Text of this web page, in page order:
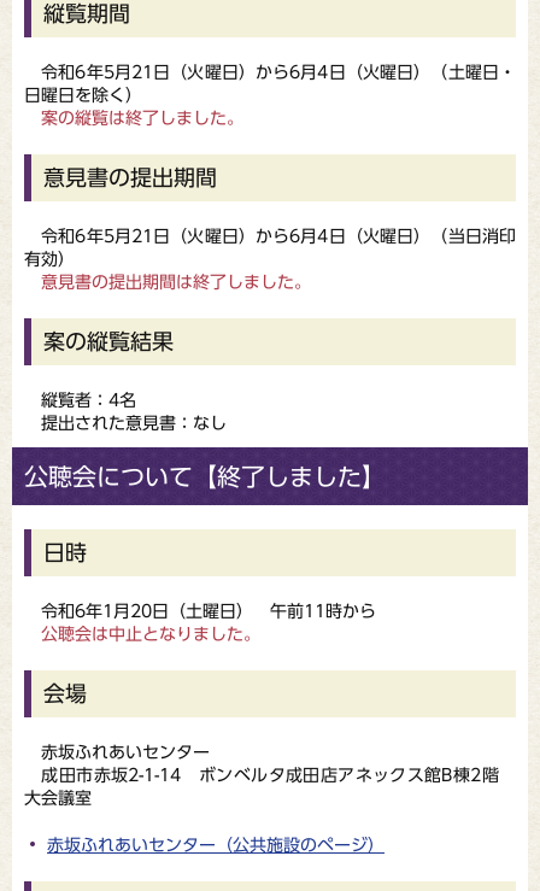
縦覧期間
令和6年5月21日（火曜日）から6月4日（火曜日）（土曜日・
日曜日を除く）
案の縦覧は終了しました。
意見書の提出期間
令和6年5月21日（火曜日）から6月4日（火曜日）（当日消印
有効）
意見書の提出期間は終了しました。
案の縦覧結果
縦覧者：4名
提出された意見書：なし
公聴会について【終了しました】
日時
令和6年1月20日（土曜日） 午前11時から
公聴会は中止となりました。
会場
赤坂ふれあいセンター
成田市赤坂2-1-14 ボンベルタ成田店アネックス館B棟2階
大会議室
赤坂ふれあいセンター（公共施設のページ）